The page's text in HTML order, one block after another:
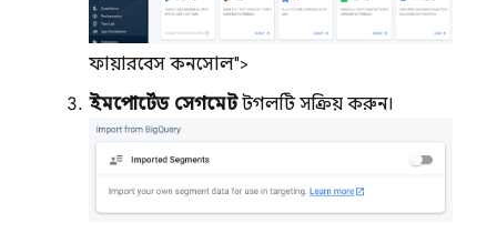
ফায়ারবেস কনসোল">
ইমপোর্টেড সেগমেন্টটগলটি সক্রিয় করুন।